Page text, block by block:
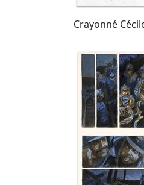
Crayonné